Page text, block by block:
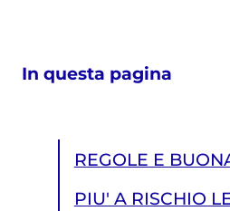
In questa pagina
REGOLE E
PIU' A RISCHIO